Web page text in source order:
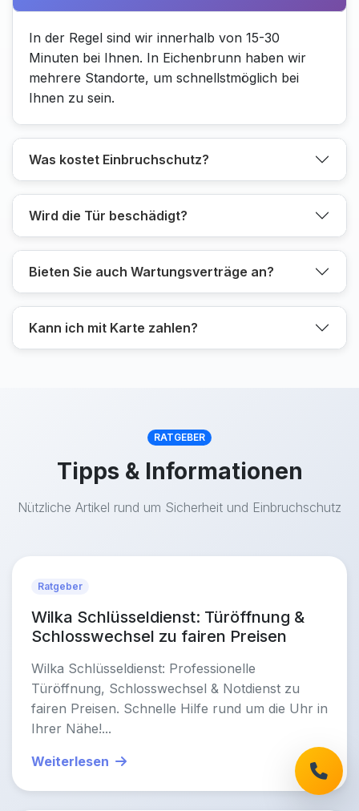
In der Regel sind wir innerhalb von 15-30
Minuten bei Ihnen. In Eichenbrunn haben wir
mehrere Standorte, um schnellstmöglich bei
Ihnen zu sein.
Was kostet Einbruchschutz?
Wird die Tür beschädigt?
Bieten Sie auch Wartungsverträge an?
Kann ich mit Karte zahlen?
RATGEBER
Tipps & Informationen
Nützliche Artikel rund um Sicherheit und Einbruchschutz
Ratgeber
Wilka Schlüsseldienst: Türöffnung &
Schlosswechsel zu fairen Preisen
Wilka Schlüsseldienst: Professionelle
Türöffnung, Schlosswechsel & Notdienst zu
fairen Preisen. Schnelle Hilfe rund um die Uhr in
Ihrer Nähe!...
Weiterlesen